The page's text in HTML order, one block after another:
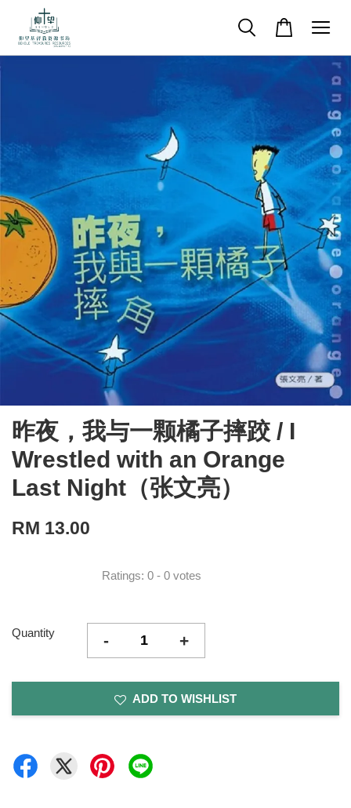
昨夜，我与一颗橘子摔跤 / I
Wrestled with an Orange
Last Night（张文亮）
RM 13.00
Ratings: 0 - 0 votes
Quantity - +
ADD TO WISHLIST